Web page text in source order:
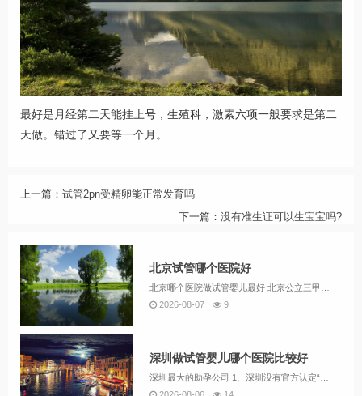
最好是月经第二天能挂上号，生殖科，激素六项一般要求是第二
天做。错过了又要等一个月。
上一篇： 试管2pn受精卵能正常发育吗
下一篇： 没有准生证可以生宝宝吗?
北京试管哪个医院好
2026-08-07
9
深圳做试管婴儿哪个医院比较好
2026-08-06
14